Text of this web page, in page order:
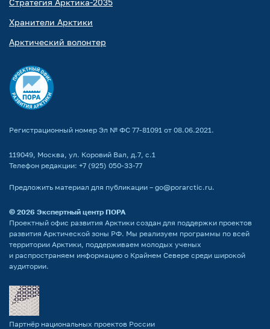
Стратегия Арктика-2035
Хранители Арктики
Арктический волонтер
Регистрационный номер Эл № ФС 77-81091 от 08.06.2021.
119049, Москва, ул. Коровий Вал, д.7, с.1
Телефон редакции: +7 (925) 050-33-77
Предложить материал для публикации – go@porarctic.ru.
© 2026 Экспертный центр ПОРА
Проектный офис развития Арктики создан для поддержки проектов
развития Арктической зоны РФ. Мы реализуем программы по всей
территории Арктики, поддерживаем молодых ученых
и распространяем информацию о Крайнем Севере среди широкой
аудитории.
Партнёр национальных проектов России